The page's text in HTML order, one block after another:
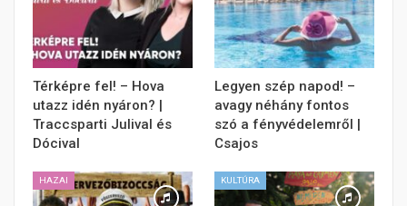
Térképre fel! – Hova
utazz idén nyáron? |
Traccsparti Julival és
Dócival
Legyen szép napod! –
avagy néhány fontos
szó a fényvédelemről |
Csajos
HAZAI KULTÚRA